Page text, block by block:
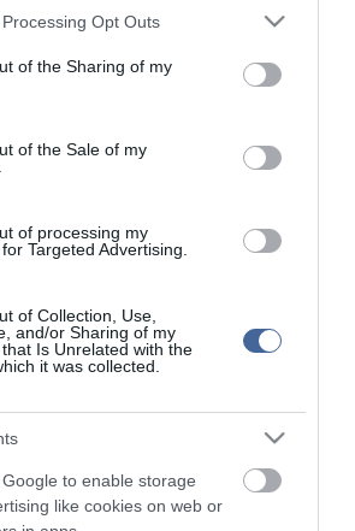
website/app uses one or more Google
or usage behaviour. You may click to
to Google and its third-party tags to
specified purposes in below Google
Opt Outs
of the Sharing of my
of the Sale of my
of processing my
Targeted Advertising.
of Collection, Use,
and/or Sharing of my
Is Unrelated with the
it was collected.
to enable storage
like cookies on web or
Európa-szerte úgy tartják, hogy
s ezt maradiságnak, bezárkózásnak
mondják hogy vidék nélkül is lehetséges
évvel ezelőtti balliberális hatalom
Kövér László.
(Fidesz-KDNP) beszédében utalt rá,
évben mintegy 2,3 milliárd forint értékű
Lenti. Felújították a gyógyfürdőt, a
a Zala megyében zajló tavalyi legnagyobb
832 millió forintos beruházás
belvárosát és benne a művelődési
ünnepség keretében Veres András
504 millió forintot meghaladó
a Belügyminisztérium önerő alap